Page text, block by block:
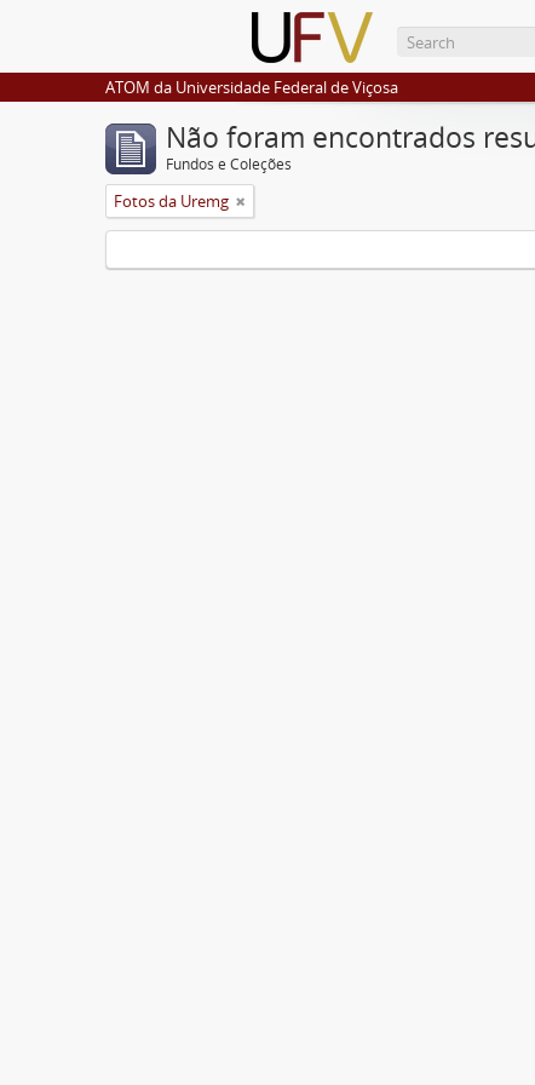
ATOM da Universidade Federal de Viçosa
Não foram encontrados
Fundos e Coleções
Fotos da Uremg